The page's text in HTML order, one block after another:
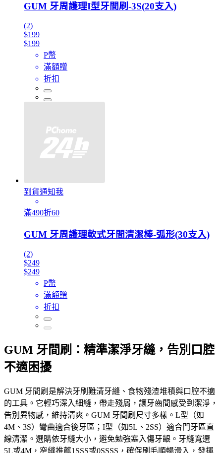
GUM 牙周護理I型牙間刷-3S(20支入)
(2)
$199
$199
P幣
滿額贈
折扣
到貨通知我
滿490折60
GUM 牙周護理軟式牙間清潔棒-弧形(30支入)
(2)
$249
$249
P幣
滿額贈
折扣
GUM 牙間刷：精準潔淨牙縫，告別口腔
不適困擾
GUM 牙間刷是解決牙刷難清牙縫、食物殘渣堆積與口腔不適
的工具。它輕巧深入細縫，帶走殘屑，讓牙齒間感受到潔淨，
告別異物感，維持清爽。GUM 牙間刷尺寸多樣。L型（如
4M、3S）彎曲適合後牙區；I型（如5L、2SS）適合門牙區直
線清潔。選購依牙縫大小，避免勉強塞入傷牙齦。牙縫寬選
5L或4M，窄縫推薦1SSS或0SSSS，確保刷毛順暢滑入，發揮